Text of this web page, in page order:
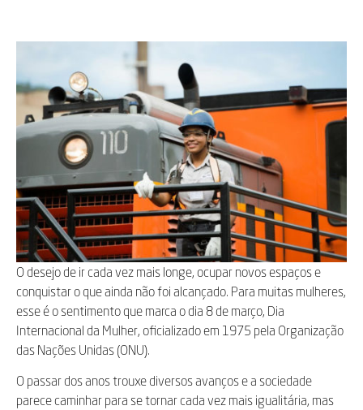
O desejo de ir cada vez mais longe, ocupar novos espaços e
conquistar o que ainda não foi alcançado. Para muitas mulheres,
esse é o sentimento que marca o dia 8 de março, Dia
Internacional da Mulher, oficializado em 1975 pela Organização
das Nações Unidas (ONU).
O passar dos anos trouxe diversos avanços e a sociedade
parece caminhar para se tornar cada vez mais igualitária, mas